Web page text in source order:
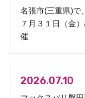
名張市(三重県)で
７月３１日（金
催
2026.07.10